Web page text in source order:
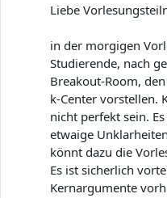
Liebe
in der morgigen
Studierende, nach
Breakout-Room,
k-Center vorstellen.
nicht perfekt sein.
etwaige
könnt dazu die
Es ist sicherlich
Kernargumente